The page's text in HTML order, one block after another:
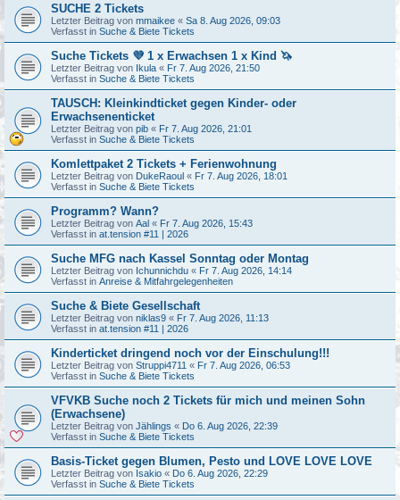
SUCHE 2 Tickets
Letzter Beitrag von mmaikee « Sa 8. Aug 2026, 09:03
Verfasst in Suche & Biete Tickets
Suche Tickets 💜 1 x Erwachsen 1 x Kind 🦄
Letzter Beitrag von Ikula « Fr 7. Aug 2026, 21:50
Verfasst in Suche & Biete Tickets
TAUSCH: Kleinkindticket gegen Kinder- oder
Erwachsenenticket
Letzter Beitrag von pib « Fr 7. Aug 2026, 21:01
Verfasst in Suche & Biete Tickets
Komlettpaket 2 Tickets + Ferienwohnung
Letzter Beitrag von DukeRaoul « Fr 7. Aug 2026, 18:01
Verfasst in Suche & Biete Tickets
Programm? Wann?
Letzter Beitrag von Aal « Fr 7. Aug 2026, 15:43
Verfasst in at.tension #11 | 2026
Suche MFG nach Kassel Sonntag oder Montag
Letzter Beitrag von Ichunnichdu « Fr 7. Aug 2026, 14:14
Verfasst in Anreise & Mitfahrgelegenheiten
Suche & Biete Gesellschaft
Letzter Beitrag von niklas9 « Fr 7. Aug 2026, 11:13
Verfasst in at.tension #11 | 2026
Kinderticket dringend noch vor der Einschulung!!!
Letzter Beitrag von Struppi4711 « Fr 7. Aug 2026, 06:53
Verfasst in Suche & Biete Tickets
VFVKB Suche noch 2 Tickets für mich und meinen Sohn
(Erwachsene)
Letzter Beitrag von Jählings « Do 6. Aug 2026, 22:39
Verfasst in Suche & Biete Tickets
Basis-Ticket gegen Blumen, Pesto und LOVE LOVE LOVE
Letzter Beitrag von Isakio « Do 6. Aug 2026, 22:29
Verfasst in Suche & Biete Tickets